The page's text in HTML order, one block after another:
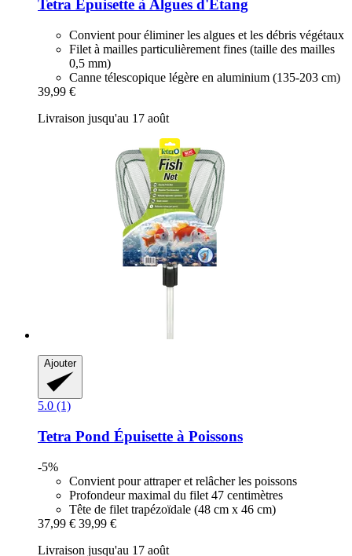
Tetra Épuisette à Algues d'Étang
Convient pour éliminer les algues et les débris végétaux
Filet à mailles particulièrement fines (taille des mailles
0,5 mm)
Canne télescopique légère en aluminium (135-203 cm)
39,99 €
Livraison jusqu'au 17 août
Ajouter
5.0 (1)
Tetra Pond Épuisette à Poissons
-5%
Convient pour attraper et relâcher les poissons
Profondeur maximal du filet 47 centimètres
Tête de filet trapézoïdale (48 cm x 46 cm)
37,99 € 39,99 €
Livraison jusqu'au 17 août